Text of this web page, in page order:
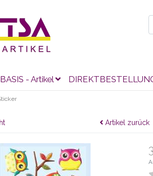
BASIS - Artikel
Artikel zurück